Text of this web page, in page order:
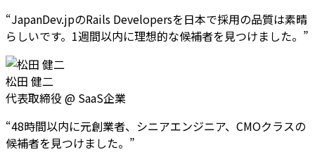
“JapanDev.jpのRails Developersを日本で採用の品質は素晴
らしいです。1週間以内に理想的な候補者を見つけました。 ”
松田 健二
代表取締役 @ SaaS企業
“48時間以内に元創業者、シニアエンジニア、CMOクラスの
候補者を見つけました。 ”